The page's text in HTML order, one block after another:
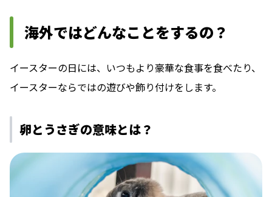
海外ではどんなことをするの？
イースターの日には、いつもより豪華な食事を食べたり、
イースターならではの遊びや飾り付けをします。
卵とうさぎの意味とは？